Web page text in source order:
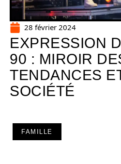
28 février 2024
EXPRESSION
90 : MIROIR
TENDANCES
SOCIÉTÉ
FAMILLE